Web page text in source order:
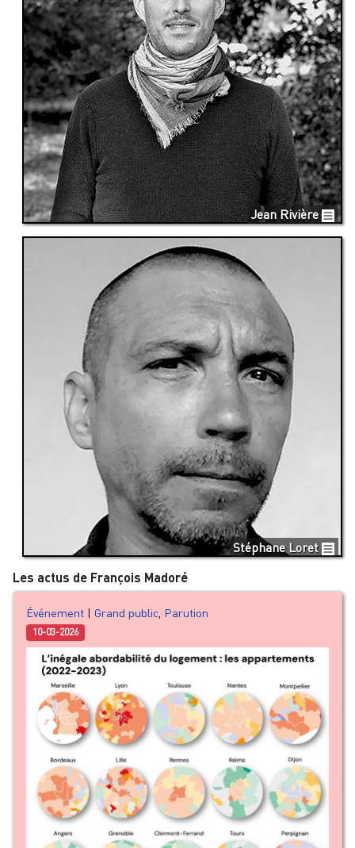
Jean Rivière
Stéphane Loret
Les actus de François Madoré
Événement | Grand public Parution
10-03-2026